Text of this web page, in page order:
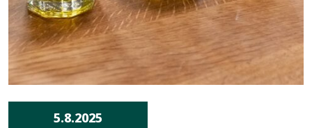
5.8.2025